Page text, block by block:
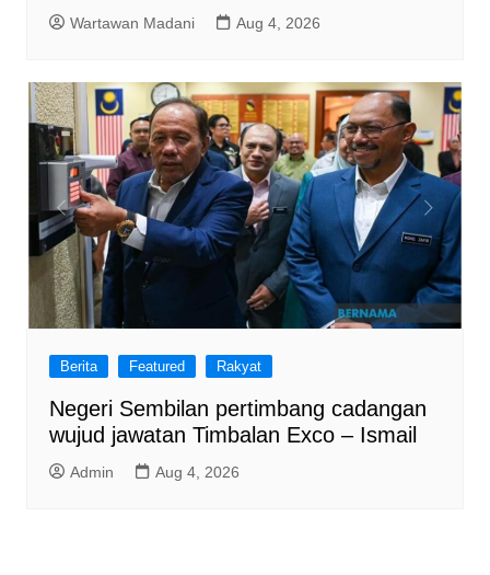
Wartawan Madani Aug 4, 2026
Berita Featured Rakyat
Negeri Sembilan pertimbang cadangan
wujud jawatan Timbalan Exco – Ismail
Admin Aug 4, 2026